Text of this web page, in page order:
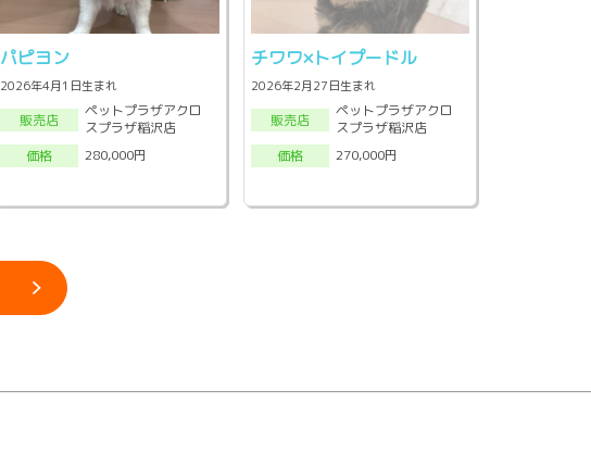
パピヨン
2026年4月1日生まれ
販売店
ペットプラザアクロ
スプラザ稲沢店
価格
280,000円
チワワ×トイプードル
2026年2月27日生まれ
販売店
ペットプラザアクロ
スプラザ稲沢店
価格
270,000円